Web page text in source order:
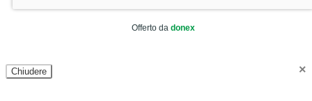
Offerto da donex
×
Chiudere